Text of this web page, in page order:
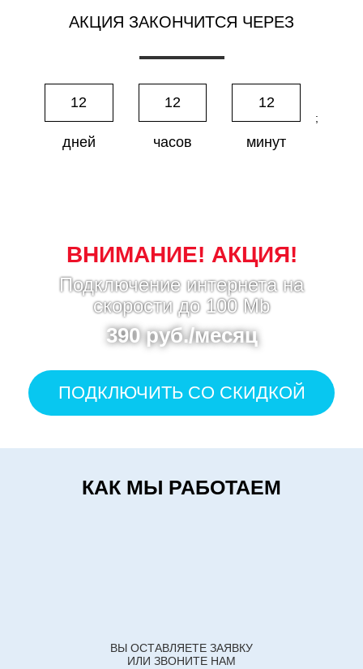
АКЦИЯ ЗАКОНЧИТСЯ ЧЕРЕЗ
12
дней
12
часов
12
минут
;
ВНИМАНИЕ! АКЦИЯ!
Подключение интернета на
скорости до 100 Mb
390 руб./месяц
ПОДКЛЮЧИТЬ СО СКИДКОЙ
КАК МЫ РАБОТАЕМ
ВЫ ОСТАВЛЯЕТЕ ЗАЯВКУ
ИЛИ ЗВОНИТЕ НАМ